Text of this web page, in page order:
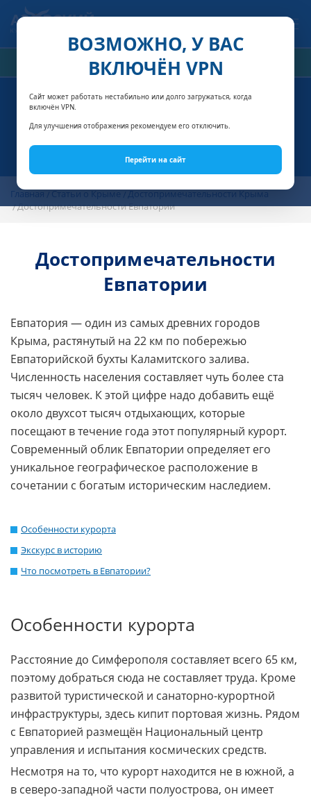
ВОЗМОЖНО, У ВАС
ВКЛЮЧЁН VPN
Сайт может работать нестабильно или долго загружаться, когда
включён VPN.
Для улучшения отображения рекомендуем его отключить.
Перейти на сайт
РАСЧЁТ СТОИМОСТИ
Главная Статьи о Крыме
Достопримечательности Крыма
Достопримечательности Евпатории
Достопримечательности
Евпатории
Евпатория — один из самых древних городов
Крыма, растянутый на 22 км по побережью
Евпаторийской бухты Каламитского залива.
Численность населения составляет чуть более ста
тысяч человек. К этой цифре надо добавить ещё
около двухсот тысяч отдыхающих, которые
посещают в течение года этот популярный курорт.
Современный облик Евпатории определяет его
уникальное географическое расположение в
сочетании с богатым историческим наследием.
Особенности курорта
Экскурс в историю
Что посмотреть в Евпатории?
Особенности курорта
Расстояние до Симферополя составляет всего 65 км,
поэтому добраться сюда не составляет труда. Кроме
развитой туристической и санаторно-курортной
инфраструктуры, здесь кипит портовая жизнь. Рядом
с Евпаторией размещён Национальный центр
управления и испытания космических средств.
Несмотря на то, что курорт находится не в южной, а
в северо-западной части полуострова, он имеет